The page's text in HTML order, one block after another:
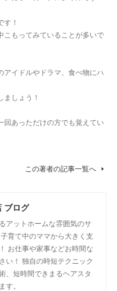
！
こもってみていることが多いで
アイドルやドラマ、食べ物にハ
しょう！
回あっただけの方でも覚えてい
この著者の記事一覧へ
ブログ
アットホームな雰囲気のサ
育て中のママから大きく支
お仕事や家事などお時間な
い！ 独自の時短テクニック
、短時間できまるヘアスタ
す。